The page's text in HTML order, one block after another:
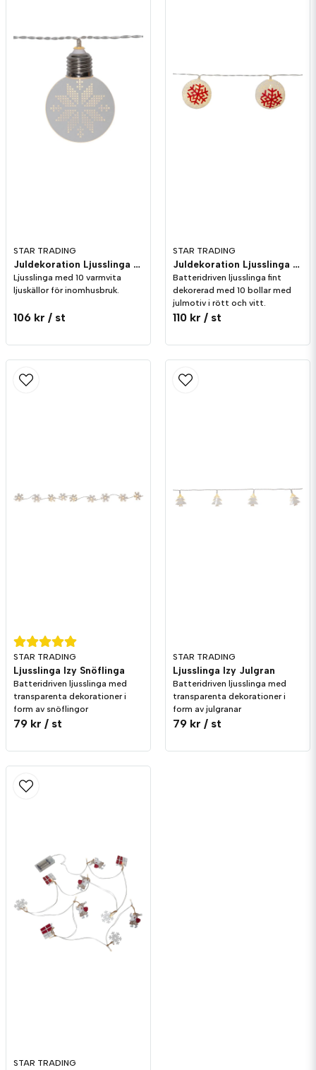
STAR TRADING
Juldekoration Ljusslinga Ornament Vit
Ljusslinga med 10 varmvita
ljuskällor för inomhusbruk.
106 kr / st
STAR TRADING
Juldekoration Ljusslinga Ornament Röd
Batteridriven ljusslinga fint
dekorerad med 10 bollar med
julmotiv i rött och vitt.
110 kr / st
STAR TRADING
Ljusslinga Izy Snöflinga
Batteridriven ljusslinga med
transparenta dekorationer i
form av snöflingor
79 kr / st
STAR TRADING
Ljusslinga Izy Julgran
Batteridriven ljusslinga med
transparenta dekorationer i
form av julgranar
79 kr / st
STAR TRADING